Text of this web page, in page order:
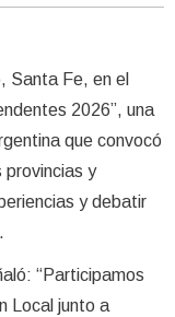
Santa Fe, en el
2026”, una
que convocó
y
y debatir
“Participamos
Local junto a